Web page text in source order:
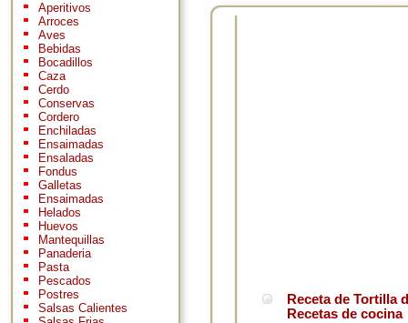
Aperitivos
Arroces
Aves
Bebidas
Bocadillos
Caza
Cerdo
Conservas
Cordero
Enchiladas
Ensaimadas
Ensaladas
Fondus
Galletas
Ensaimadas
Helados
Huevos
Mantequillas
Panaderia
Pasta
Pescados
Postres
Salsas Calientes
Receta de Tortilla
Recetas de cocina